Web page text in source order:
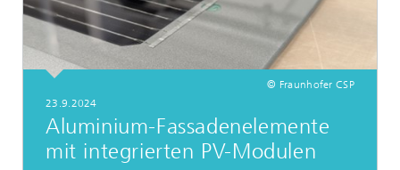
© Fraunhofer CSP
23.9.2024
Aluminium-Fassadenelemente
mit integrierten PV-Modulen